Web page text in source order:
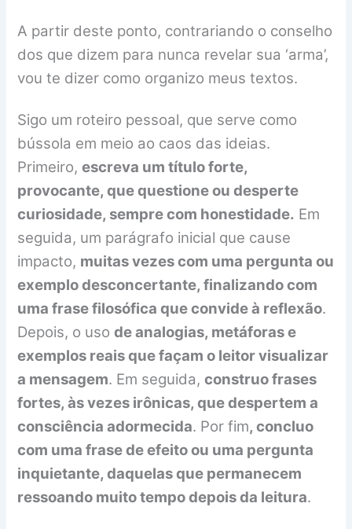
A partir deste ponto, contrariando o conselho
dos que dizem para nunca revelar sua ‘arma’,
vou te dizer como organizo meus textos.
Sigo um roteiro pessoal, que serve como
bússola em meio ao caos das ideias.
Primeiro,escreva um título forte,
provocante, que questione ou desperte
curiosidade, sempre com honestidade. Em
seguida, um parágrafo inicial que cause
impacto, muitas vezes com uma pergunta ou
exemplo desconcertante, finalizando com
uma frase filosófica que convide à reflexão.
Depois, o usode analogias, metáforas e
exemplos reais que façam o leitor visualizar
a mensagem. Em seguida,construo frases
fortes, às vezes irônicas, que despertem a
consciência adormecida. Por fim, concluo
com uma frase de efeito ou uma pergunta
inquietante, daquelas que permanecem
ressoando muito tempo depois da leitura.